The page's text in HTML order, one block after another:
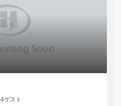
4ゲスト